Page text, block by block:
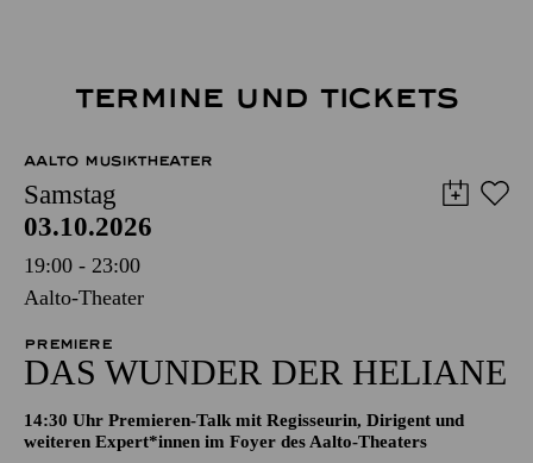
TERMINE UND TICKETS
AALTO MUSIKTHEATER
Samstag
03.10.2026
19:00 - 23:00
Aalto-Theater
PREMIERE
DAS WUNDER DER HELIANE
14:30 Uhr Premieren-Talk mit Regisseurin, Dirigent und
weiteren Expert*innen im Foyer des Aalto-Theaters